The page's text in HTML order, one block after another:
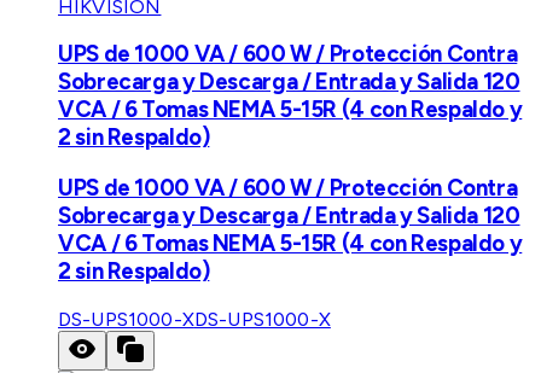
HIKVISION
UPS de 1000 VA / 600 W / Protección Contra
Sobrecarga y Descarga / Entrada y Salida 120
VCA / 6 Tomas NEMA 5-15R (4 con Respaldo y
2 sin Respaldo)
UPS de 1000 VA / 600 W / Protección Contra
Sobrecarga y Descarga / Entrada y Salida 120
VCA / 6 Tomas NEMA 5-15R (4 con Respaldo y
2 sin Respaldo)
DS-UPS1000-XDS-UPS1000-X